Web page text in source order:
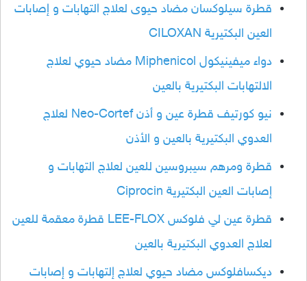
قطرة سيلوكسان مضاد حيوى لعلاج التهابات و إصابات
العين البكتيرية CILOXAN
دواء ميفينيكول Miphenicol مضاد حيوي لعلاج
الالتهابات البكتيرية بالعين
نيو كورتيف قطرة عين و أذن Neo-Cortef لعلاج
العدوي البكتيرية بالعين و الأذن
قطرة ومرهم سيبروسين للعين لعلاج التهابات و
إصابات العين البكتيرية Ciprocin
قطرة عين لي فلوكس LEE-FLOX قطرة معقمة للعين
لعلاج العدوي البكتيرية بالعين
ديكسافلوكس مضاد حيوي لعلاج إلتهابات و إصابات